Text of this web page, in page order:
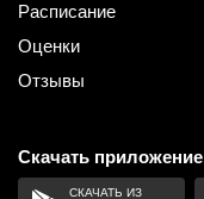
Расписание
Оценки
Отзывы
Скачать приложение